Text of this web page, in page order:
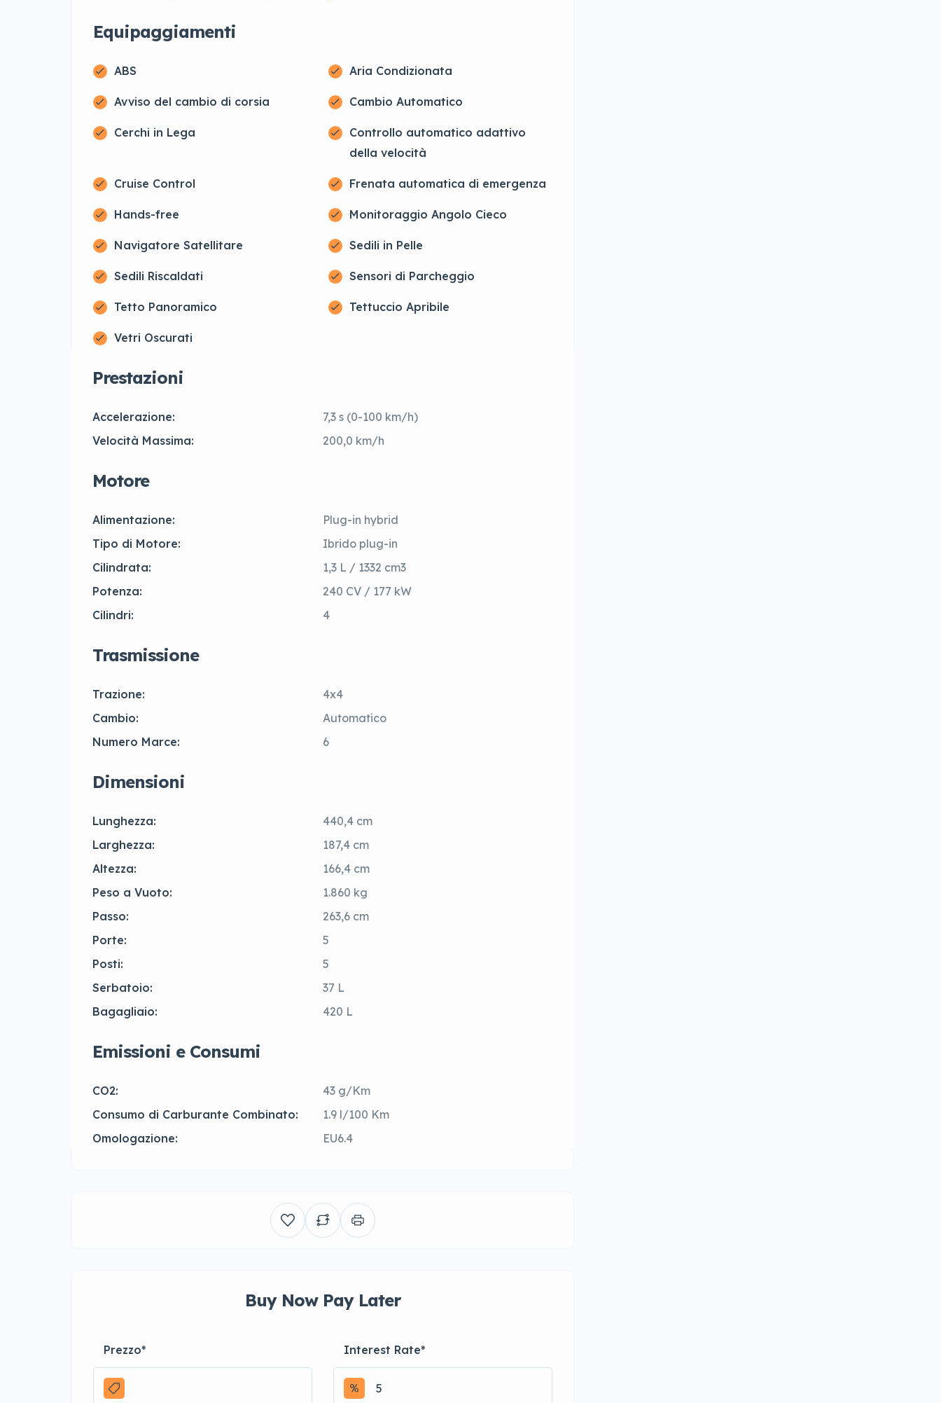
Equipaggiamenti
ABS Aria Condizionata
Avviso del cambio di corsia Cambio Automatico
Cerchi in Lega
Controllo automatico adattivo
della velocità
Cruise Control Frenata automatica di emergenza
Hands-free Monitoraggio Angolo Cieco
Navigatore Satellitare Sedili in Pelle
Sedili Riscaldati Sensori di Parcheggio
Tetto Panoramico Tettuccio Apribile
Vetri Oscurati
Prestazioni
Accelerazione:
7,3 s (0-100 km/h)
Velocità Massima:
200,0 km/h
Motore
Alimentazione:
Plug-in hybrid
Tipo di Motore:
Ibrido plug-in
Cilindrata:
1,3 L / 1332 cm3
Potenza:
240 CV / 177 kW
Cilindri:
4
Trasmissione
Trazione:
4x4
Cambio:
Automatico
Numero Marce:
6
Dimensioni
Lunghezza:
440,4 cm
Larghezza:
187,4 cm
Altezza:
166,4 cm
Peso a Vuoto:
1.860 kg
Passo:
263,6 cm
Porte:
5
Posti:
5
Serbatoio:
37 L
Bagagliaio:
420 L
Emissioni e Consumi
CO2:
43 g/Km
Consumo di Carburante Combinato:
1.9 l/100 Km
Omologazione:
EU6.4
Buy Now Pay Later
Prezzo* Interest Rate*